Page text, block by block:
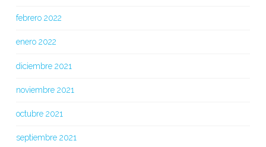
febrero 2022
enero 2022
diciembre 2021
noviembre 2021
octubre 2021
septiembre 2021